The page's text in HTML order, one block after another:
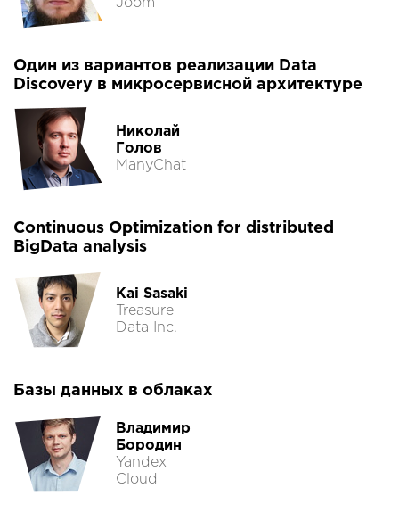
Joom
Один из вариантов реализации Data
Discovery в микросервисной архитектуре
Николай
Голов
ManyChat
Continuous Optimization for distributed
BigData analysis
Kai Sasaki
Treasure
Data Inc.
Базы данных в облаках
Владимир
Бородин
Yandex
Cloud